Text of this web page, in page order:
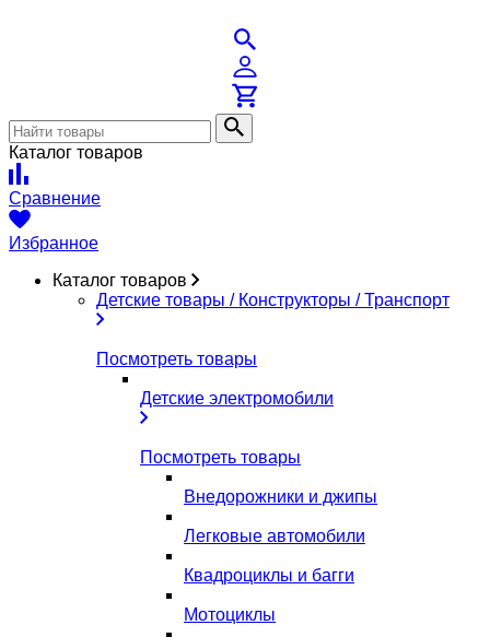
Каталог товаров
Сравнение
Избранное
Каталог товаров
Детские товары / Конструкторы / Транспорт
Посмотреть товары
Детские электромобили
Посмотреть товары
Внедорожники и джипы
Легковые автомобили
Квадроциклы и багги
Мотоциклы